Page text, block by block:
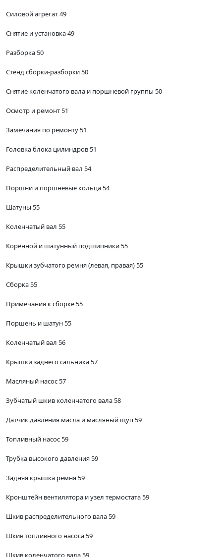
Силовой агрегат 49
Снятие и установка 49
Разборка 50
Стенд сборки-разборки 50
Снятие коленчатого вала и поршневой группы 50
Осмотр и ремонт 51
Замечания по ремонту 51
Головка блока цилиндров 51
Распределительный вал 54
Поршни и поршневые кольца 54
Шатуны 55
Коленчатый вал 55
Коренной и шатунный подшипники 55
Крышки зубчатого ремня (левая, правая) 55
Сборка 55
Примечания к сборке 55
Поршень и шатун 55
Коленчатый вал 56
Крышки заднего сальника 57
Масляный насос 57
Зубчатый шкив коленчатого вала 58
Датчик давления масла и масляный щуп 59
Топливный насос 59
Трубка высокого давления 59
Задняя крышка ремня 59
Кронштейн вентилятора и узел термостата 59
Шкив распределительного вала 59
Шкив топливного насоса 59
Шкив коленчатого вала 59